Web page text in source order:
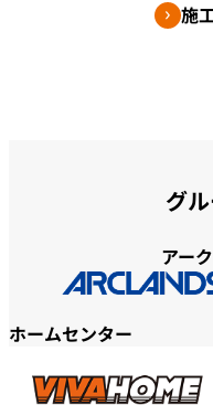
施
グ
アー
ホームセンター